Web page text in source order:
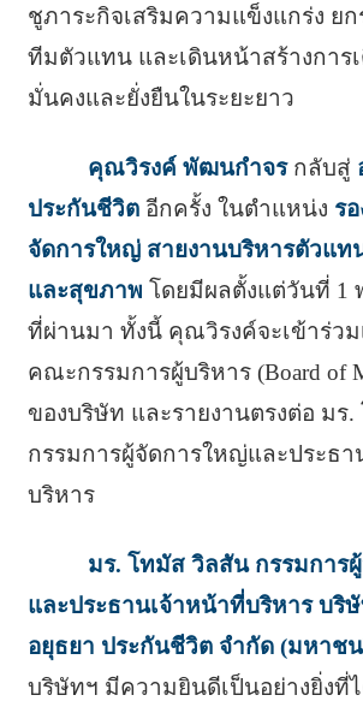
ชูภาระกิจเสริมความแข็งแกร่ง ย
ทีมตัวแทน และเดินหน้าสร้างการ
มั่นคงและยั่งยืนในระยะยาว
คุณวิรงค์ พัฒนกำจรกลับสู่
ประกันชีวิตอีกครั้ง ในตำแหน่ง ร
จัดการใหญ่ สายงานบริหารตัวแท
และสุขภาพ โดยมีผลตั้งแต่วันที่ 1
ที่ผ่านมา ทั้งนี้ คุณวิรงค์จะเข้าร่ว
คณะกรรมการผู้บริหาร (Board of
ของบริษัท และรายงานตรงต่อ มร
กรรมการผู้จัดการใหญ่และประธา
บริหาร
มร. โทมัส วิลสัน กรรมการ
และประธานเจ้าหน้าที่บริหาร บริ
อยุธยา ประกันชีวิต จำกัด (มหาช
บริษัทฯ มีความยินดีเป็นอย่างยิ่งที่